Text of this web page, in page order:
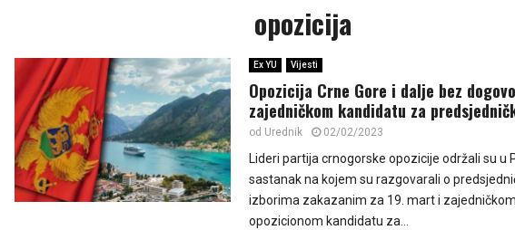
opozicija
Ex YU Vijesti
Opozicija Crne Gore i dalje bez
zajedničkom kandidatu za
od Urednik 02/02/2023
Lideri partija crnogorske opozicije održali su u
sastanak na kojem su razgovarali o
izborima zakazanim za 19. mart i zajedničkom
opozicionom kandidatu za...